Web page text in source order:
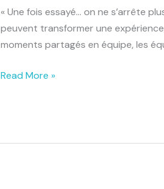
« Une fois essayé… on ne s’arrête
peuvent transformer une
moments partagés en équipe, les
bonheur
des
possibilités
la
Read More »